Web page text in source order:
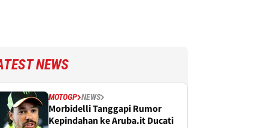
NEWS
MOTOGP NEWS
Morbidelli Tanggapi Rumor
Kepindahan ke Aruba.it Ducati